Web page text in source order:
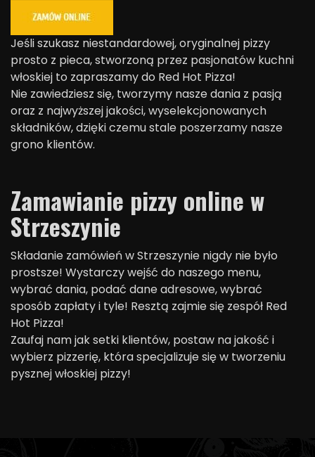
Jeśli szukasz niestandardowej, oryginalnej pizzy
prosto z pieca, stworzoną przez pasjonatów kuchni
włoskiej to zapraszamy do Red Hot Pizza!
Nie zawiedziesz się, tworzymy nasze dania z pasją
oraz z najwyższej jakości, wyselekcjonowanych
składników, dzięki czemu stale poszerzamy nasze
grono klientów.
Zamawianie pizzy online w
Strzeszynie
Składanie zamówień w Strzeszynie nigdy nie było
prostsze! Wystarczy wejść do naszego menu,
wybrać dania, podać dane adresowe, wybrać
sposób zapłaty i tyle! Resztą zajmie się zespół Red
Hot Pizza!
Zaufaj nam jak setki klientów, postaw na jakość i
wybierz pizzerię, która specjalizuje się w tworzeniu
pysznej włoskiej pizzy!